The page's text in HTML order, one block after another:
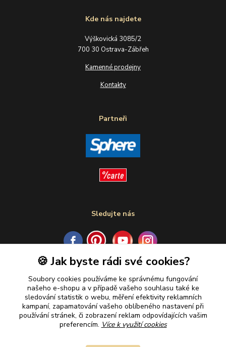
Kde nás najdete
Výškovická 3085/2
700 30 Ostrava-Zábřeh
Kamenné prodejny
Kontakty
Partneři
Sledujte nás
🍪 Jak byste rádi své cookies?
Soubory cookies používáme ke správnému fungování
našeho e-shopu a v případě vašeho souhlasu také ke
sledování statistik o webu, měření efektivity reklamních
kampaní, zapamatování vašeho oblíbeného nastavení při
používání stránek, či zobrazení reklam odpovídajících vašim
preferencím. Více k využití cookies